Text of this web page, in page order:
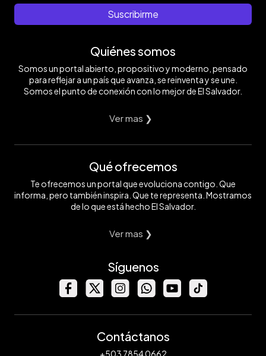
Suscribirme
Quiénes somos
Somos un portal abierto, propositivo y moderno, pensado
para reflejar a un país que avanza, se reinventa y se une.
Somos el punto de conexión con lo mejor de El Salvador.
Ver mas ❯
Qué ofrecemos
Te ofrecemos un portal que evoluciona contigo. Que
informa, pero también inspira. Que te representa. Mostramos
de lo que está hecho El Salvador.
Ver mas ❯
Síguenos
Contáctanos
+503 7854 0662